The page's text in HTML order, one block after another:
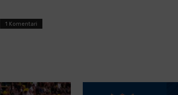
1 Komentari